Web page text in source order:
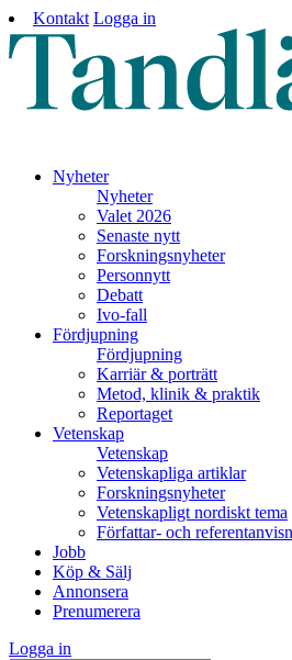
Kontakt Logga in
Nyheter
Nyheter
Valet 2026
Senaste nytt
Forskningsnyheter
Personnytt
Debatt
Ivo-fall
Fördjupning
Fördjupning
Karriär & porträtt
Metod, klinik & praktik
Reportaget
Vetenskap
Vetenskap
Vetenskapliga artiklar
Forskningsnyheter
Vetenskapligt nordiskt tema
Författar- och
Jobb
Köp & Sälj
Annonsera
Prenumerera
Logga in